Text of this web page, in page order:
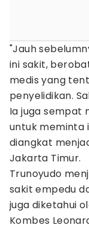
"Jauh
ini sakit,
medis yang
penyelidikan.
Ia juga sempat
untuk meminta
diangkat
Jakarta Timur.
Trunoyudo
sakit empedu
juga diketahui
Kombes